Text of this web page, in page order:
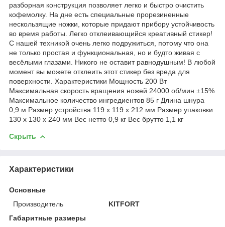
разборная конструкция позволяет легко и быстро очистить
кофемолку. На дне есть специальные прорезиненные
нескользящие ножки, которые придают прибору устойчивость
во время работы. Легко отклеивающийся креативный стикер!
С нашей техникой очень легко подружиться, потому что она
не только простая и функциональная, но и будто живая с
весёлыми глазами. Никого не оставит равнодушным! В любой
момент вы можете отклеить этот стикер без вреда для
поверхности. Характеристики Мощность 200 Вт
Максимальная скорость вращения ножей 24000 об/мин ±15%
Максимальное количество ингредиентов 85 г Длина шнура
0,9 м Размер устройства 119 х 119 х 212 мм Размер упаковки
130 х 130 х 240 мм Вес нетто 0,9 кг Вес брутто 1,1 кг
Скрыть
Характеристики
Основные
Производитель
KITFORT
Габаритные размеры